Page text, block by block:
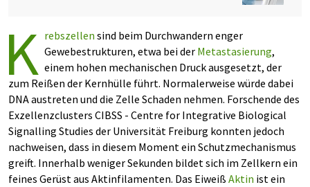
K rebszellen sind beim Durchwandern enger
Gewebestrukturen, etwa bei der Metastasierung,
einem hohen mechanischen Druck ausgesetzt, der
zum Reißen der Kernhülle führt. Normalerweise würde dabei
DNA austreten und die Zelle Schaden nehmen. Forschende des
Exzellenzclusters CIBSS - Centre for Integrative Biological
Signalling Studies der Universität Freiburg konnten jedoch
nachweisen, dass in diesem Moment ein Schutzmechanismus
greift. Innerhalb weniger Sekunden bildet sich im Zellkern ein
feines Gerüst aus Aktinfilamenten. Das Eiweiß Aktin ist ein